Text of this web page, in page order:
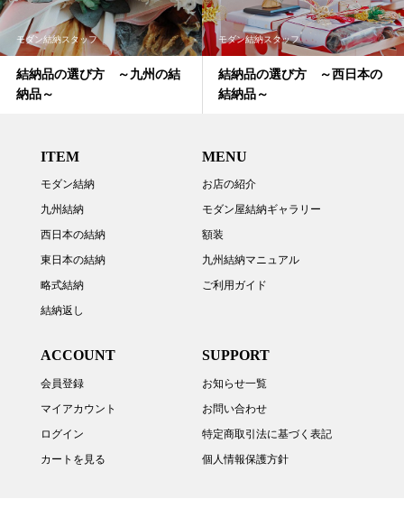
モダン結納スタッフ
結納品の選び方 ～九州の結
納品～
モダン結納スタッフ
結納品の選び方 ～西日本の
結納品～
ITEM
モダン結納
九州結納
西日本の結納
東日本の結納
略式結納
結納返し
MENU
お店の紹介
モダン屋結納ギャラリー
額装
九州結納マニュアル
ご利用ガイド
ACCOUNT
会員登録
マイアカウント
ログイン
カートを見る
SUPPORT
お知らせ一覧
お問い合わせ
特定商取引法に基づく表記
個人情報保護方針